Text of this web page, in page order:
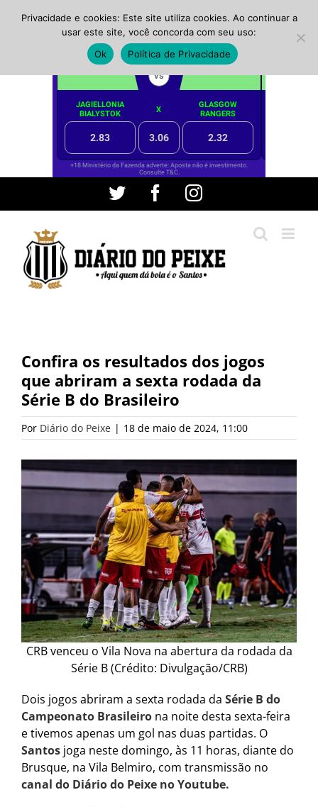
conteúdo
Twitter FacebookInstagram
Confira os resultados dos jogos
que abriram a sexta rodada da
Série B do Brasileiro
Por Diário do Peixe | 18 de maio de 2024, 11:00
CRB venceu o Vila Nova na abertura da rodada da
Série B (Crédito: Divulgação/CRB)
Dois jogos abriram a sexta rodada da Série B do
Campeonato Brasileiro na noite desta sexta-feira
e tivemos apenas um gol nas duas partidas. O
Santos joga neste domingo, às 11 horas, diante do
Brusque, na Vila Belmiro, com transmissão no
canal do Diário do Peixe no Youtube.
Privacidade e cookies: Este site utiliza cookies. Ao continuar a
usar este site, você concorda com seu uso:
Ok
Política de Privacidade